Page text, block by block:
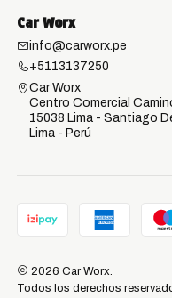
Car Worx
info@carworx.pe
+5113137250
Car Worx
Centro Comercial
15038 Lima - Santiago
Lima - Perú
2026 Car Worx.
Todos los derechos